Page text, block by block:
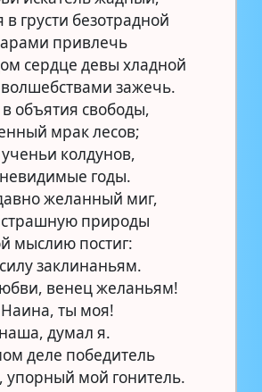
грусти безотрадной
привлечь
сердце девы хладной
зажечь.
объятия свободы,
мрак лесов;
колдунов,
годы.
желанный миг,
природы
мыслию постиг:
заклинаньям.
венец желаньям!
ты моя!
думал я.
деле победитель
упорный мой гонитель.